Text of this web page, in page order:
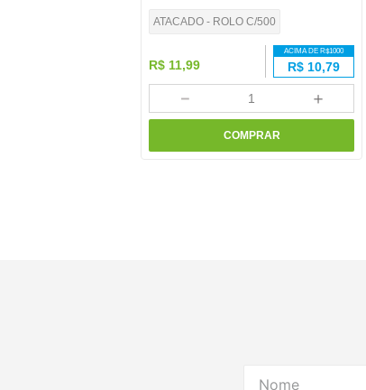
ATACADO - ROLO C/500
R$ 11,99
ACIMA DE R$1000
R$ 10,79
＋
－
COMPRAR